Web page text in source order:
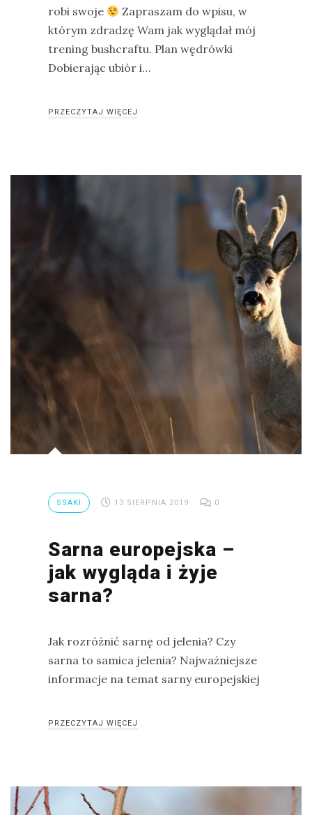
robi swoje
Zapraszam do wpisu, w
którym zdradzę Wam jak wyglądał mój
trening bushcraftu. Plan wędrówki
Dobierając ubiór i…
PRZECZYTAJ WIĘCEJ
SSAKI 13 SIERPNIA 2019 0
Sarna europejska –
jak wygląda i żyje
sarna?
Jak rozróżnić sarnę od jelenia? Czy
sarna to samica jelenia? Najważniejsze
informacje na temat sarny europejskiej
PRZECZYTAJ WIĘCEJ